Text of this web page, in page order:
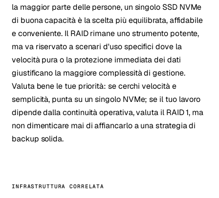
la maggior parte delle persone, un singolo SSD NVMe
di buona capacità è la scelta più equilibrata, affidabile
e conveniente. Il RAID rimane uno strumento potente,
ma va riservato a scenari d'uso specifici dove la
velocità pura o la protezione immediata dei dati
giustificano la maggiore complessità di gestione.
Valuta bene le tue priorità: se cerchi velocità e
semplicità, punta su un singolo NVMe; se il tuo lavoro
dipende dalla continuità operativa, valuta il RAID 1, ma
non dimenticare mai di affiancarlo a una strategia di
backup solida.
INFRASTRUTTURA CORRELATA